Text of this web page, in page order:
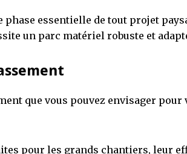
phase essentielle de tout projet
un parc matériel robuste et
que vous pouvez envisager pour
pour les grands chantiers, leur